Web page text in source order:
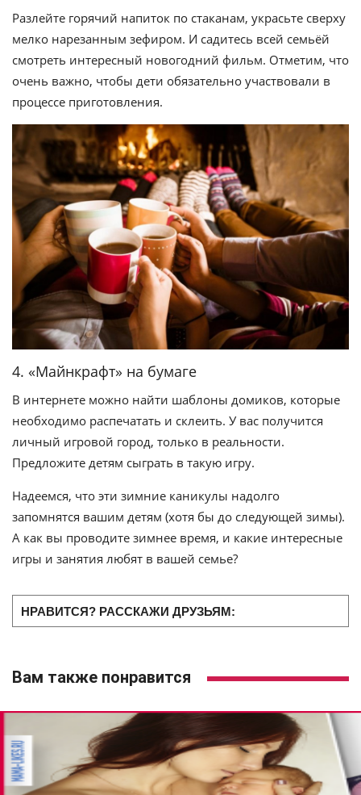
Разлейте горячий напиток по стаканам, украсьте сверху
мелко нарезанным зефиром. И садитесь всей семьёй
смотреть интересный новогодний фильм. Отметим, что
очень важно, чтобы дети обязательно участвовали в
процессе приготовления.
4. «Майнкрафт» на бумаге
В интернете можно найти шаблоны домиков, которые
необходимо распечатать и склеить. У вас получится
личный игровой город, только в реальности.
Предложите детям сыграть в такую игру.
Надеемся, что эти зимние каникулы надолго
запомнятся вашим детям (хотя бы до следующей зимы).
А как вы проводите зимнее время, и какие интересные
игры и занятия любят в вашей семье?
НРАВИТСЯ? РАССКАЖИ ДРУЗЬЯМ:
Вам также понравится